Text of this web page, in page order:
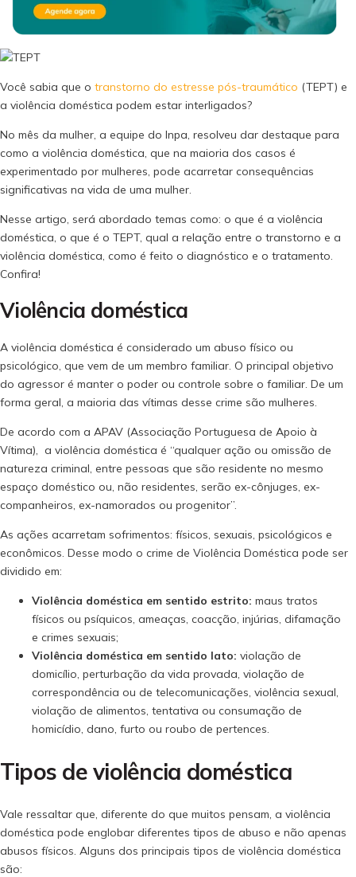
Você sabia que o transtorno do estresse pós-traumático (TEPT) e
a violência doméstica podem estar interligados?
No mês da mulher, a equipe do Inpa, resolveu dar destaque para
como a violência doméstica, que na maioria dos casos é
experimentado por mulheres, pode acarretar consequências
significativas na vida de uma mulher.
Nesse artigo, será abordado temas como: o que é a violência
doméstica, o que é o TEPT, qual a relação entre o transtorno e a
violência doméstica, como é feito o diagnóstico e o tratamento.
Confira!
Violência doméstica
A violência doméstica é considerado um abuso físico ou
psicológico, que vem de um membro familiar. O principal objetivo
do agressor é manter o poder ou controle sobre o familiar. De um
forma geral, a maioria das vítimas desse crime são mulheres.
De acordo com a APAV (Associação Portuguesa de Apoio à
Vítima), a violência doméstica é “qualquer ação ou omissão de
natureza criminal, entre pessoas que são residente no mesmo
espaço doméstico ou, não residentes, serão ex-cônjuges, ex-
companheiros, ex-namorados ou progenitor”.
As ações acarretam sofrimentos: físicos, sexuais, psicológicos e
econômicos. Desse modo o crime de Violência Doméstica pode ser
dividido em:
Violência doméstica em sentido estrito: maus tratos
físicos ou psíquicos, ameaças, coacção, injúrias, difamação
e crimes sexuais;
Violência doméstica em sentido lato: violação de
domicílio, perturbação da vida provada, violação de
correspondência ou de telecomunicações, violência sexual,
violação de alimentos, tentativa ou consumação de
homicídio, dano, furto ou roubo de pertences.
Tipos de violência doméstica
Vale ressaltar que, diferente do que muitos pensam, a violência
doméstica pode englobar diferentes tipos de abuso e não apenas
abusos físicos. Alguns dos principais tipos de violência doméstica
são: